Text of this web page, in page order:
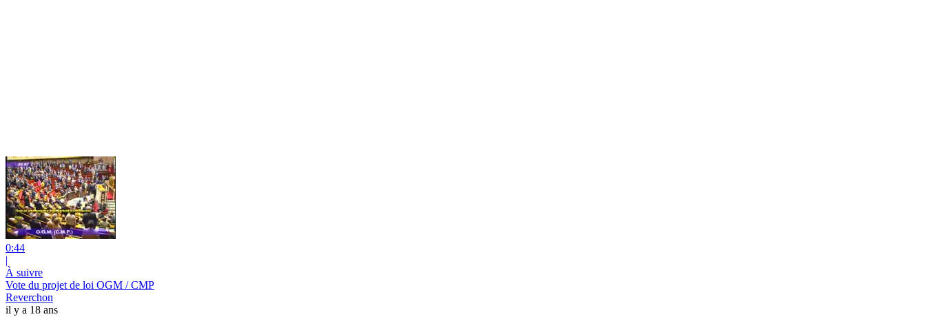
0:44
|
À suivre
Vote du projet de loi OGM / CMP
Reverchon
il y a 18 ans